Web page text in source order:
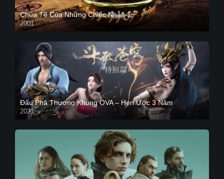
Chúa Tể Của Những Chiếc Nhẫn 1
2001
Đấu Phá Thương Khung OVA – Hẹn Ước 3 Năm
2021